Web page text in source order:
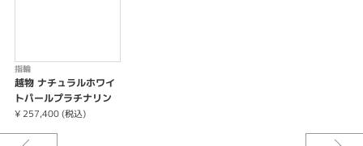
指輪
越物 ナチュラルホワイ
トパールプラチナリン
グ
¥ 257,400 (税込)